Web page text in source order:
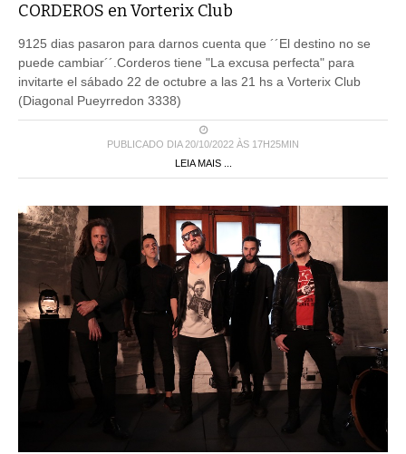
CORDEROS en Vorterix Club
9125 dias pasaron para darnos cuenta que ´´El destino no se
puede cambiar´´.Corderos tiene "La excusa perfecta" para
invitarte el sábado 22 de octubre a las 21 hs a Vorterix Club
(Diagonal Pueyrredon 3338)
PUBLICADO DIA 20/10/2022 ÀS 17H25MIN
LEIA MAIS ...